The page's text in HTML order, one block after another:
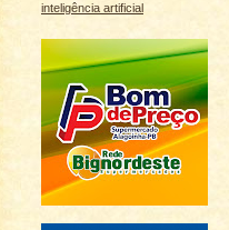
inteligência artificial